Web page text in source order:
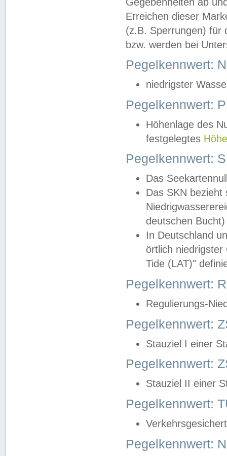
Erreichen dieser
(z.B. Sperrungen) für
bzw. werden bei
Pegelkennwert:
niedrigster
Pegelkennwert:
Höhenlage des
festgelegtes
Pegelkennwert:
Das
Das SKN
deutschen
In Deutschland
örtlich
Tide (LAT)"
Pegelkennwert:
Regulierungs-
Pegelkennwert:
Stauziel I einer
Pegelkennwert:
Stauziel II einer
Pegelkennwert:
Pegelkennwert: